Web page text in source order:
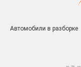
Автомобили в разборке